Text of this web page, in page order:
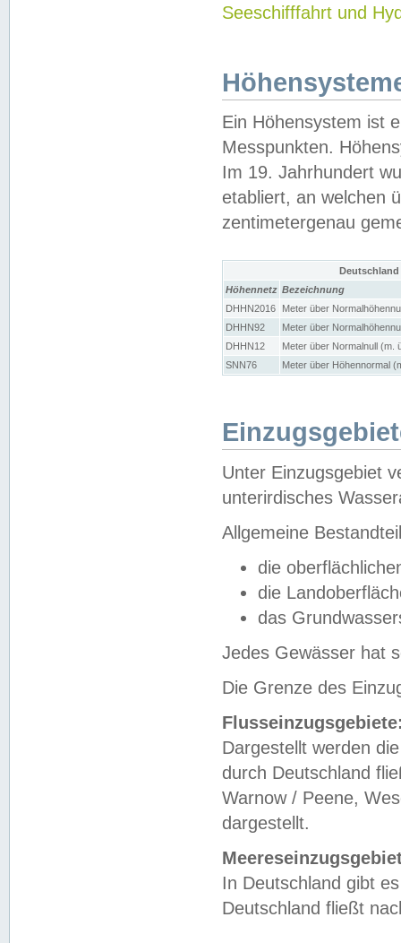
Seeschifffahrt und
Ein Höhensystem ist
Messpunkten.
Im 19. Jahrhundert
etabliert, an welchen
zentimetergenau
Höhennetz Bezeichnung
DHHN2016
Meter über
DHHN92
Meter über
DHHN12
Meter über Normalnull (m.
SNN76
Meter über Höhennormal
Unter Einzugsgebiet
unterirdisches
Allgemeine
die
die
das
Jedes Gewässer hat
Die Grenze des
Dargestellt werden
durch Deutschland
Warnow / Peene,
dargestellt.
In Deutschland gibt
Deutschland fließt